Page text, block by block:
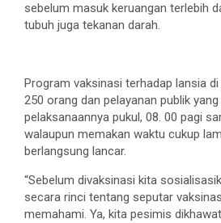
sebelum masuk keruangan terlebih
tubuh juga tekanan darah.
Program vaksinasi terhadap lansia
250 orang dan pelayanan publik
pelaksanaannya pukul, 08. 00 pagi
walaupun memakan waktu cukup
berlangsung lancar.
“Sebelum divaksinasi kita
secara rinci tentang seputar
memahami. Ya, kita pesimis